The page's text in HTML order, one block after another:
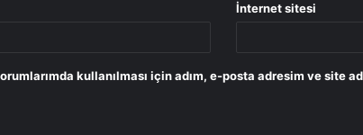
İnternet sitesi
kullanılması için adım, e-posta adresim ve site